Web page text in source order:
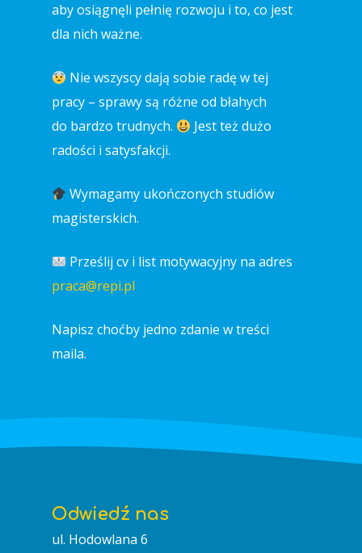
aby osiągnęli pełnię rozwoju i to, co jest
dla nich ważne.
Nie wszyscy dają sobie radę w tej
pracy – sprawy są różne od błahych
do bardzo trudnych.
Jest też dużo
radości i satysfakcji.
Wymagamy ukończonych studiów
magisterskich.
Prześlij cv i list motywacyjny na adres
praca@repi.pl
Napisz choćby jedno zdanie w treści
maila.
Odwiedź nas
ul. Hodowlana 6